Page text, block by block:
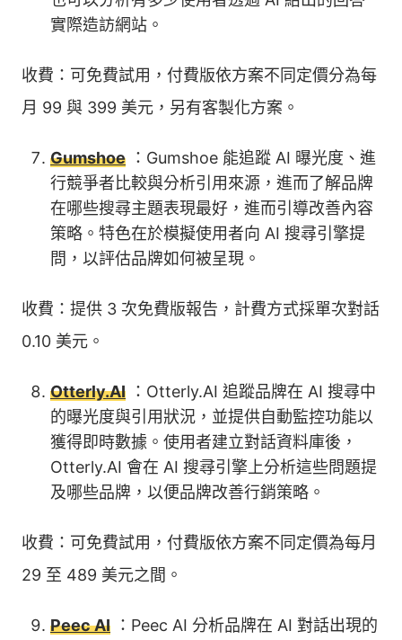
實際造訪網站。
收費：可免費試用，付費版依方案不同定價分為每
月 99 與 399 美元，另有客製化方案。
Gumshoe ：Gumshoe 能追蹤 AI 曝光度、進
行競爭者比較與分析引用來源，進而了解品牌
在哪些搜尋主題表現最好，進而引導改善內容
策略。特色在於模擬使用者向 AI 搜尋引擎提
問，以評估品牌如何被呈現。
收費：提供 3 次免費版報告，計費方式採單次對話
0.10 美元。
Otterly.AI ：Otterly.AI 追蹤品牌在 AI 搜尋中
的曝光度與引用狀況，並提供自動監控功能以
獲得即時數據。使用者建立對話資料庫後，
Otterly.AI 會在 AI 搜尋引擎上分析這些問題提
及哪些品牌，以便品牌改善行銷策略。
收費：可免費試用，付費版依方案不同定價為每月
29 至 489 美元之間。
Peec AI ：Peec AI 分析品牌在 AI 對話出現的